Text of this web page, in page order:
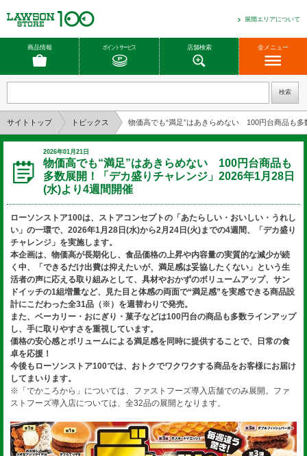
展開エリアについて
商品情報 ポイントサービス 店舗検索 全メニュー
サイトトップ トピックス 物価高でも“満足”はあきらめない 100円台商品も
2026年01月21日
物価高でも“満足”はあきらめない 100円台商品も
多数展開！「デカ盛りチャレンジ」2026年1月28日
(水)より4週間開催
ローソンストア100は、ストアコンセプトの「あたらしい・おいしい・うれし
い」の一環で、2026年1月28日(水)から2月24日(火)までの4週間、「デカ盛り
チャレンジ」を実施します。
本企画は、物価高が長期化し、食品価格の上昇や内容量の実質的な減少が続
く中、「できるだけ出費は抑えたいが、満足感は妥協したくない」という生
活者の声に応える取り組みとして、具材やおかずのボリュームアップ、サン
ドイッチの1組増量など、見た目と体感の両面で“満足感”を実感できる商品設
計にこだわった全31品（※）を週替わりで発売。
また、ベーカリー・おにぎり・菓子などは100円台の商品も多数ラインアップ
し、手に取りやすさを重視しています。
価格の安心感とボリュームによる満足感を同時に提供することで、日常の食
卓を応援！
今後もローソンストア100では、おトクでワクワクする商品をお客様にお届け
してまいります。
※「でかころから」については、ファストフーズ導入店舗でのみ展開。ファ
ストフーズ導入店については、全32品の展開となります。